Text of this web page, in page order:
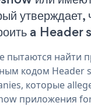
a
пытаются найти
кодом Header
которые
приложения